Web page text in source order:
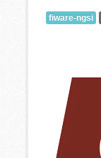
fiware-ngsi